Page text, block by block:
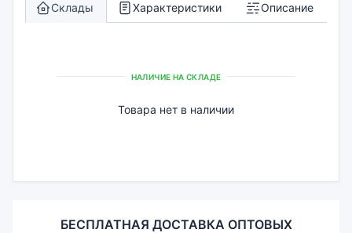
Склады Характеристики Описание
НАЛИЧИЕ НА СКЛАДЕ
Товара нет в наличии
БЕСПЛАТНАЯ ДОСТАВКА ОПТОВЫХ